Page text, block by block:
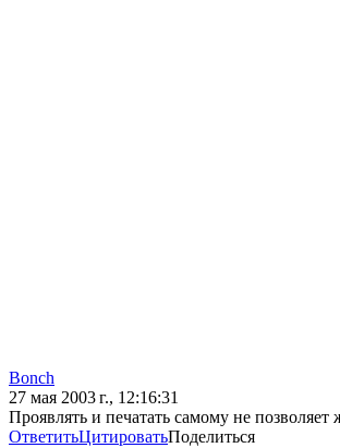
Bonch
27 мая 2003 г., 12:16:31
Проявлять и печатать самому не
ОтветитьЦитироватьПоделиться